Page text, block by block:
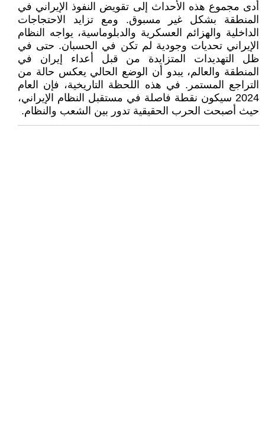
أدى مجموع هذه الأحداث إلى تقويض النفوذ الإيراني في
المنطقة بشكل غير مسبوق. ومع تزايد الاحتجاجات
الداخلية والهزائم العسكرية والدبلوماسية، يواجه النظام
الإيراني تحديات وجودية لم تكن في الحسبان. حتى في
ظل التهديدات المتزايدة من قبل أعداء إيران في
المنطقة والعالم، يبدو أن الوضع الحالي يعكس حالة من
التراجع المستمر. في هذه اللحظة التاريخية، فإن العام
2024 سيكون نقطة فاصلة في مستقبل النظام الإيراني،
حيث أصبحت الحرب الحقيقية تدور بين الشعب والنظام.